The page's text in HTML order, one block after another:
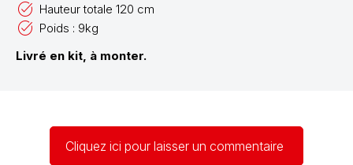
Hauteur totale 120 cm
Poids : 9kg
Livré en kit, à monter.
Cliquez ici pour laisser un commentaire